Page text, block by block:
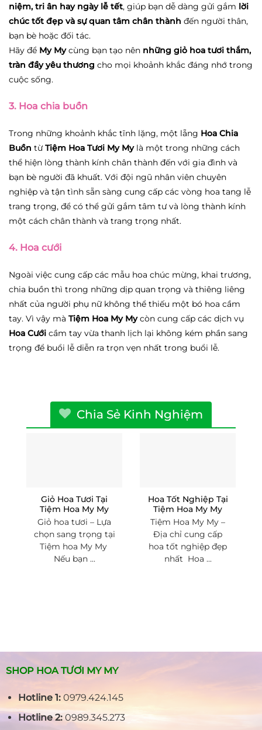
niệm, tri ân hay ngày lễ tết, giúp bạn dễ dàng gửi gắm lời
chúc tốt đẹp và sự quan tâm chân thành đến người thân,
bạn bè hoặc đối tác.
Hãy để My Mycùng bạn tạo nên những giỏ hoa tươi thắm,
tràn đầy yêu thương cho mọi khoảnh khắc đáng nhớ trong
cuộc sống.
3. Hoa chia buồn
Trong những khoảnh khắc tĩnh lặng, một lẵng Hoa Chia
Buồn từTiệm Hoa Tươi My Mylà một trong những cách
thể hiện lòng thành kính chân thành đến với gia đình và
bạn bè người đã khuất. Với đội ngũ nhân viên chuyên
nghiệp và tận tình sẵn sàng cung cấp các vòng hoa tang lễ
trang trọng, để có thể gửi gắm tâm tư và lòng thành kính
một cách chân thành và trang trọng nhất.
4. Hoa cưới
Ngoài việc cung cấp các mẫu hoa chúc mừng, khai trương,
chia buồn thì trong những dịp quan trọng và thiêng liêng
nhất của người phụ nữ không thể thiếu một bó hoa cầm
tay. Vì vậy mà Tiệm Hoa My Mycòn cung cấp các dịch vụ
Hoa Cưới cầm tay vừa thanh lịch lại không kém phần sang
trọng để buổi lễ diễn ra trọn vẹn nhất trong buổi lễ.
Chia Sẻ Kinh Nghiệm
Giỏ Hoa Tươi Tại
Tiệm Hoa My My
Giỏ hoa tươi – Lựa
chọn sang trọng tại
Tiệm hoa My My
Nếu bạn ...
Hoa Tốt Nghiệp Tại
Tiệm Hoa My My
Tiệm Hoa My My –
Địa chỉ cung cấp
hoa tốt nghiệp đẹp
nhất Hoa ...
SHOP HOA TƯƠI MY MY
Hotline 1:0979.424.145
Hotline 2:0989.345.273